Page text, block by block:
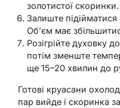
золотистої скоринки.
Залиште
Об’єм має
Розігрійте духовку
потім зменште
ще 15–20 хвилин до
Готові круасани
пар вийде і скоринка